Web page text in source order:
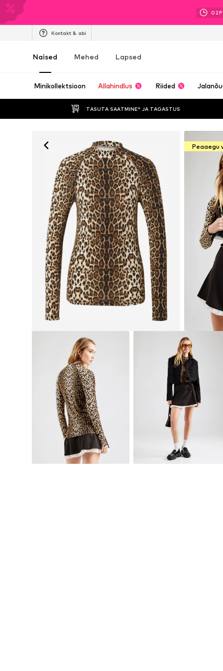
02P
Kontakt & abi
Naised Mehed Lapsed
Minikollektsioon Allahindlus Riided
TASUTA SAATMINE* JA TAGASTUS
Peaaegu